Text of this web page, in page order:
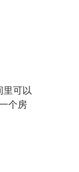
里可以
个房